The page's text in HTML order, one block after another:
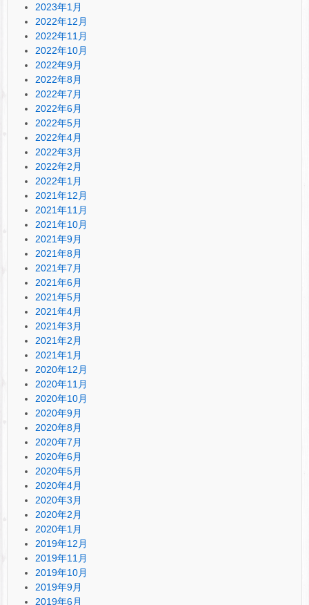
2023年1月
2022年12月
2022年11月
2022年10月
2022年9月
2022年8月
2022年7月
2022年6月
2022年5月
2022年4月
2022年3月
2022年2月
2022年1月
2021年12月
2021年11月
2021年10月
2021年9月
2021年8月
2021年7月
2021年6月
2021年5月
2021年4月
2021年3月
2021年2月
2021年1月
2020年12月
2020年11月
2020年10月
2020年9月
2020年8月
2020年7月
2020年6月
2020年5月
2020年4月
2020年3月
2020年2月
2020年1月
2019年12月
2019年11月
2019年10月
2019年9月
2019年6月